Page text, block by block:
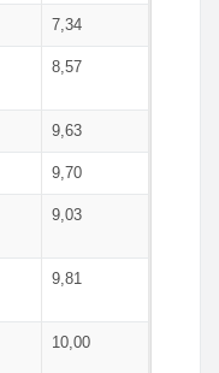
7,34
8,57
9,63
9,70
9,03
9,81
10,00